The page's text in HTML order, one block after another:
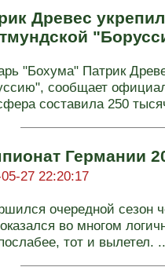
Древес
"Бохума" Патрик
сообщает
составила 250
Германии
27 22:20:17
очередной сезон
во многом
тот и вылетел.